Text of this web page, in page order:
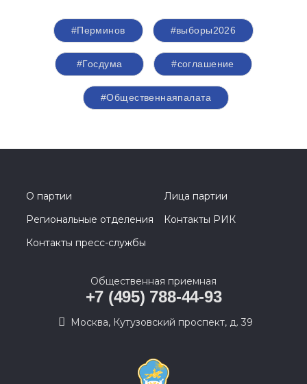
#Перминов #выборы2026
#Госдума #соглашение
#Общественнаяпалата
О партии
Лица партии
Региональные отделения
Контакты РИК
Контакты пресс-службы
Общественная приемная
+7 (495) 788-44-93
Москва, Кутузовский проспект, д. 39